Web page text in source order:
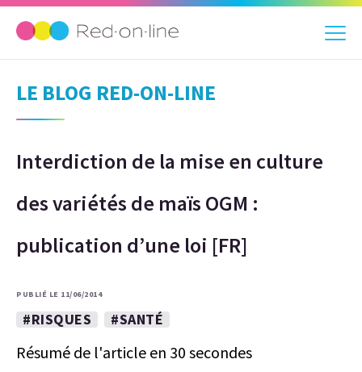
LE BLOG RED-ON-LINE
Interdiction de la mise en culture
des variétés de maïs OGM :
publication d’une loi [FR]
PUBLIÉ LE 11/06/2014
#RISQUES #SANTÉ
Résumé de l'article en 30 secondes